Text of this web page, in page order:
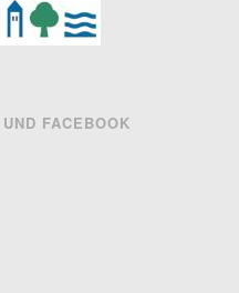
FACEBOOK